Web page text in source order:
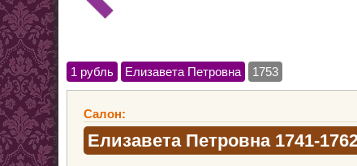
1 рубль Елизавета Петровна 1753
Салон:
Елизавета Петровна 1741-